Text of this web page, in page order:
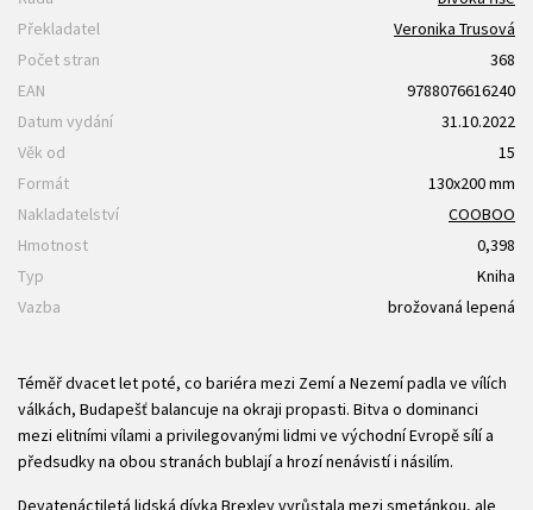
Překladatel
Veronika Trusová
Počet stran
368
EAN
9788076616240
Datum vydání
31.10.2022
Věk od
15
Formát
130x200 mm
Nakladatelství
COOBOO
Hmotnost
0,398
Typ
Kniha
Vazba
brožovaná lepená
Téměř dvacet let poté, co bariéra mezi Zemí a Nezemí padla ve vílích
válkách, Budapešť balancuje na okraji propasti. Bitva o dominanci
mezi elitními vílami a privilegovanými lidmi ve východní Evropě sílí a
předsudky na obou stranách bublají a hrozí nenávistí i násilím.
Devatenáctiletá lidská dívka Brexley vyrůstala mezi smetánkou, ale